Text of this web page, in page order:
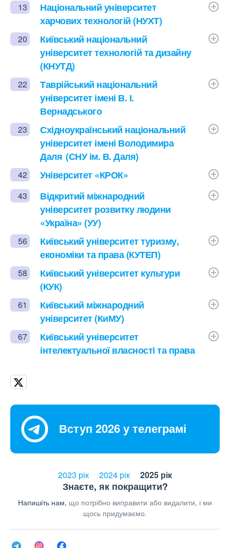
13
Національний університет
харчових технологій (НУХТ)
20
Київський національний
університет технологій та дизайну
(КНУТД)
22
Таврійський національний
університет імені В. І.
Вернадського
23
Східноукраїнський національний
університет імені Володимира
Даля (СНУ ім. В. Даля)
42 Університет «КРОК»
43
Відкритий міжнародний
університет розвитку людини
«Україна» (УУ)
56
Київський університет туризму,
економіки та права (КУТЕП)
58
Київський університет культури
(КУК)
61
Київський міжнародний
університет (КиМУ)
67
Київський університет
інтелектуальної власності та права
Вступ 2026 у телеграмі
2023 рік 2024 рік 2025 рік
Знаєте, як покращити?
Напишіть нам, що потрібно виправити або видалити, і ми
щось придумаємо.